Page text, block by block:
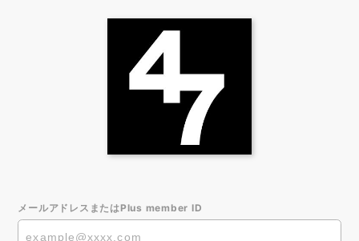
メールアドレスまたはPlus member ID